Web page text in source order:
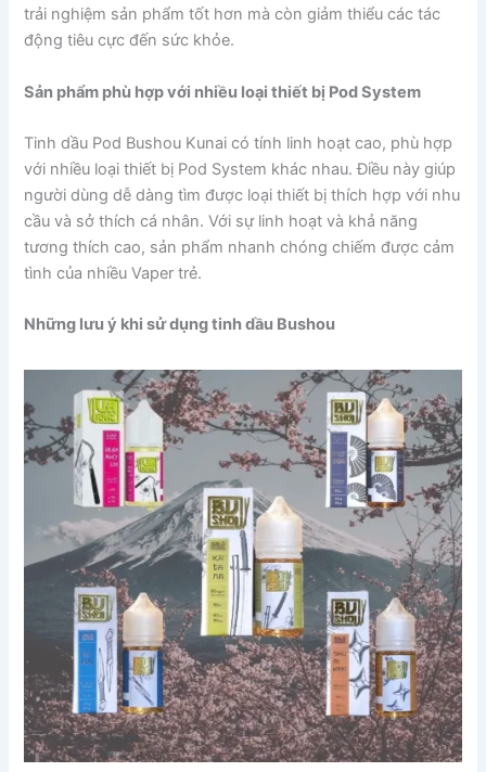
trải nghiệm sản phẩm tốt hơn mà còn giảm thiểu các tác
động tiêu cực đến sức khỏe.
Sản phẩm phù hợp với nhiều loại thiết bị Pod System
Tinh dầu Pod Bushou Kunai có tính linh hoạt cao, phù hợp
với nhiều loại thiết bị Pod System khác nhau. Điều này giúp
người dùng dễ dàng tìm được loại thiết bị thích hợp với nhu
cầu và sở thích cá nhân. Với sự linh hoạt và khả năng
tương thích cao, sản phẩm nhanh chóng chiếm được cảm
tình của nhiều Vaper trẻ.
Những lưu ý khi sử dụng tinh dầu Bushou